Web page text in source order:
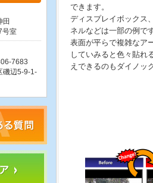
田
号室
7683
磯辺5-9-1-
できます。
ディスプレイボックス
ネルなどは一部の例で
表面が平らで複雑なア
していみると色々貼れ
えできるのもダイノッ